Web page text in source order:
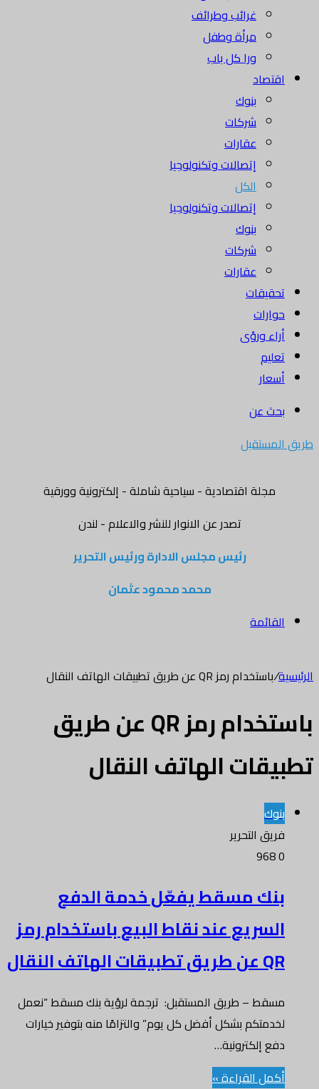
غرائب وطرائف
مرأة وطفل
ورا كل باب
اقتصاد
بنوك
شركات
عقارات
إتصالات وتكنولوجيا
الكل
إتصالات وتكنولوجيا
بنوك
شركات
عقارات
تحقيقات
حوارات
أراء ورؤى
تعليم
أسعار
بحث عن
طريق المستقبل
مجلة اقتصادية - سياحية شاملة - إلكترونية وورقية
تصدر عن الانوار للنشر والاعلام - لندن
رئيس مجلس الادارة ورئيس التحرير
محمد محمود عثمان
القائمة
الرئيسية/باستخدام رمز QR عن طريق تطبيقات الهاتف النقال
باستخدام رمز QR عن طريق
تطبيقات الهاتف النقال
بنوك
فريق التحرير
0
بنك مسقط يفعّل خدمة الدفع
السريع عند نقاط البيع باستخدام رمز
QR عن طريق تطبيقات الهاتف النقال
مسقط – طريق المستقبل: ترجمة لرؤية بنك مسقط “نعمل
لخدمتكم بشكل أفضل كل يوم” والتزامًا منه بتوفير خيارات
دفع إلكترونية…
أكمل القراءة »